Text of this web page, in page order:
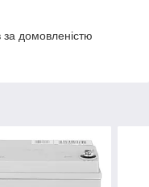
домовленістю